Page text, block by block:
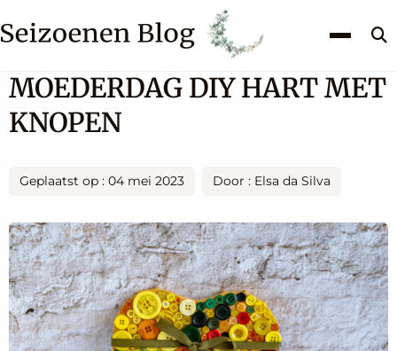
MOEDERDAG DIY HART MET
KNOPEN
Geplaatst op : 04 mei 2023 Door : Elsa da Silva